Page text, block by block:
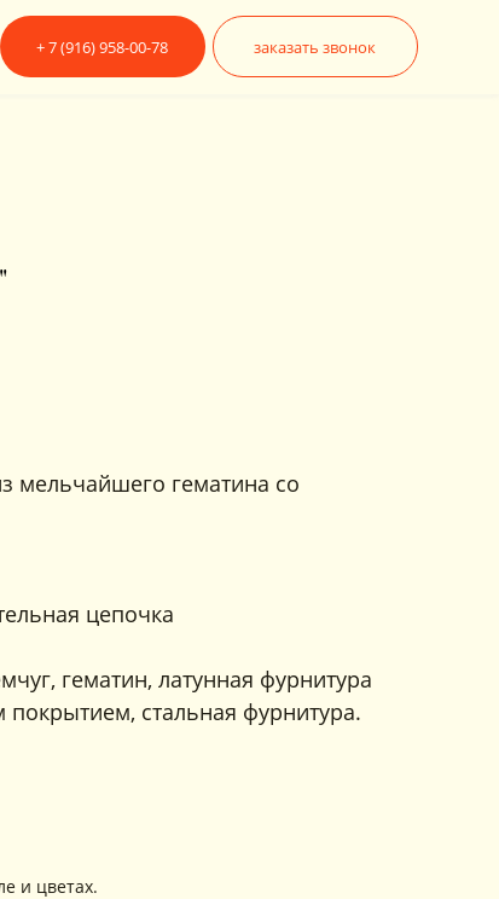
заказать звонок
78
мельчайшего гематина со
цепочка
гематин, латунная фурнитура
стальная фурнитура.
и цветах.